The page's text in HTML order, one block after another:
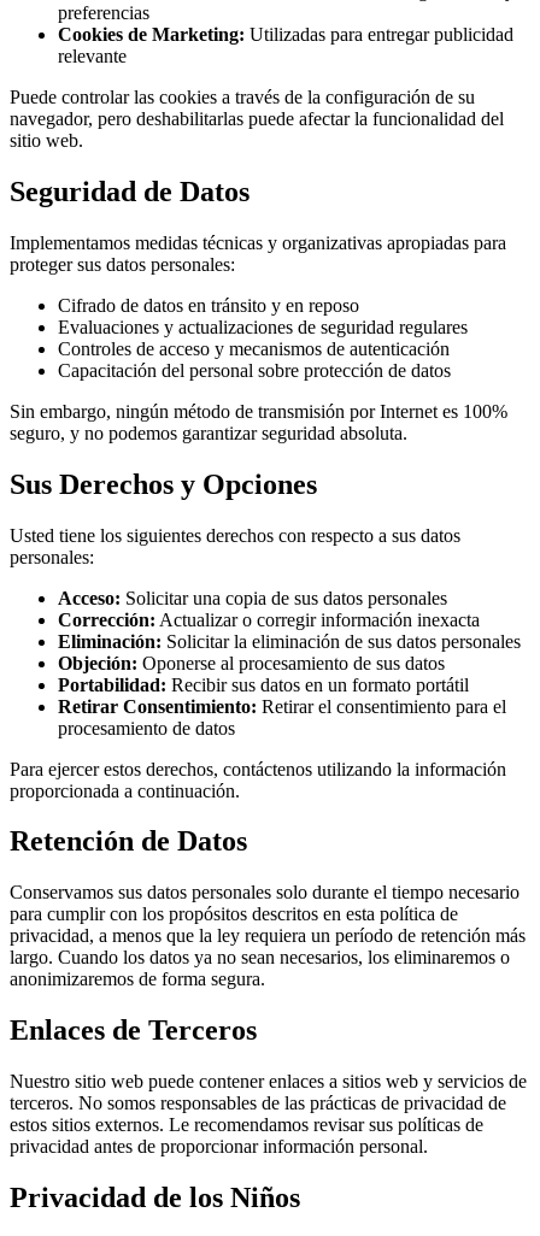
preferencias
Cookies de Marketing: Utilizadas para entregar publicidad
relevante
Puede controlar las cookies a través de la configuración de su
navegador, pero deshabilitarlas puede afectar la funcionalidad del
sitio web.
Seguridad de Datos
Implementamos medidas técnicas y organizativas apropiadas para
proteger sus datos personales:
Cifrado de datos en tránsito y en reposo
Evaluaciones y actualizaciones de seguridad regulares
Controles de acceso y mecanismos de autenticación
Capacitación del personal sobre protección de datos
Sin embargo, ningún método de transmisión por Internet es 100%
seguro, y no podemos garantizar seguridad absoluta.
Sus Derechos y Opciones
Usted tiene los siguientes derechos con respecto a sus datos
personales:
Acceso: Solicitar una copia de sus datos personales
Corrección: Actualizar o corregir información inexacta
Eliminación: Solicitar la eliminación de sus datos personales
Objeción: Oponerse al procesamiento de sus datos
Portabilidad: Recibir sus datos en un formato portátil
Retirar Consentimiento: Retirar el consentimiento para el
procesamiento de datos
Para ejercer estos derechos, contáctenos utilizando la información
proporcionada a continuación.
Retención de Datos
Conservamos sus datos personales solo durante el tiempo necesario
para cumplir con los propósitos descritos en esta política de
privacidad, a menos que la ley requiera un período de retención más
largo. Cuando los datos ya no sean necesarios, los eliminaremos o
anonimizaremos de forma segura.
Enlaces de Terceros
Nuestro sitio web puede contener enlaces a sitios web y servicios de
terceros. No somos responsables de las prácticas de privacidad de
estos sitios externos. Le recomendamos revisar sus políticas de
privacidad antes de proporcionar información personal.
Privacidad de los Niños